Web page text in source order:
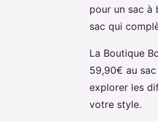
pour un sac à
sac qui
La Boutique
59,90€ au
explorer les
votre style.